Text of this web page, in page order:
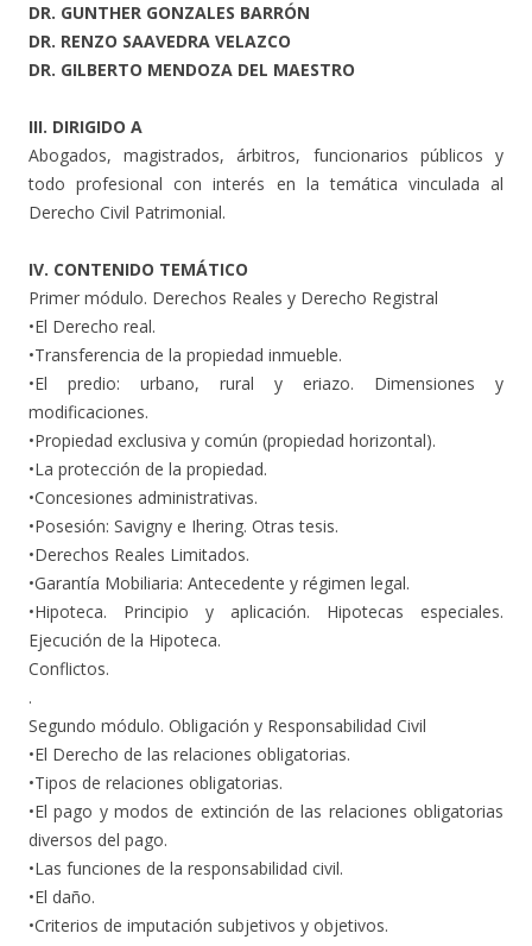
DR. GUNTHER GONZALES BARRÓN
DR. RENZO SAAVEDRA VELAZCO
DR. GILBERTO MENDOZA DEL MAESTRO
III. DIRIGIDO A
Abogados, magistrados, árbitros, funcionarios públicos y
todo profesional con interés en la temática vinculada al
Derecho Civil Patrimonial.
IV. CONTENIDO TEMÁTICO
Primer módulo. Derechos Reales y Derecho Registral
•El Derecho real.
•Transferencia de la propiedad inmueble.
•El predio: urbano, rural y eriazo. Dimensiones y
modificaciones.
•Propiedad exclusiva y común (propiedad horizontal).
•La protección de la propiedad.
•Concesiones administrativas.
•Posesión: Savigny e Ihering. Otras tesis.
•Derechos Reales Limitados.
•Garantía Mobiliaria: Antecedente y régimen legal.
•Hipoteca. Principio y aplicación. Hipotecas especiales.
Ejecución de la Hipoteca.
Conflictos.
.
Segundo módulo. Obligación y Responsabilidad Civil
•El Derecho de las relaciones obligatorias.
•Tipos de relaciones obligatorias.
•El pago y modos de extinción de las relaciones obligatorias
diversos del pago.
•Las funciones de la responsabilidad civil.
•El daño.
•Criterios de imputación subjetivos y objetivos.